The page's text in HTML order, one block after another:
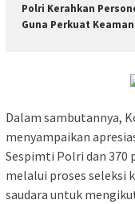
Polri Kerahkan
Guna Perkuat
Dalam sambutannya,
menyampaikan
Sespimti Polri dan 370
melalui proses seleksi
saudara untuk